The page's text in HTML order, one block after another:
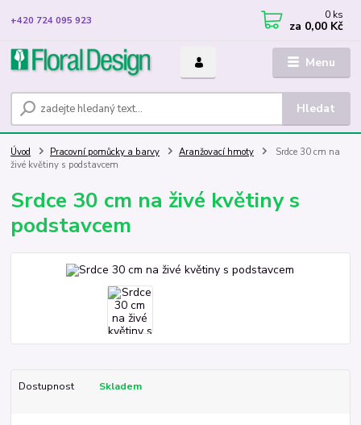
Menu
Hledat
+420 724 095 923 0 ks
za 0,00 Kč
Úvod Pracovní pomůcky a barvy Aranžovací hmoty
Srdce 30 cm na
živé květiny s podstavcem
Srdce 30 cm na živé květiny s
podstavcem
Dostupnost Skladem